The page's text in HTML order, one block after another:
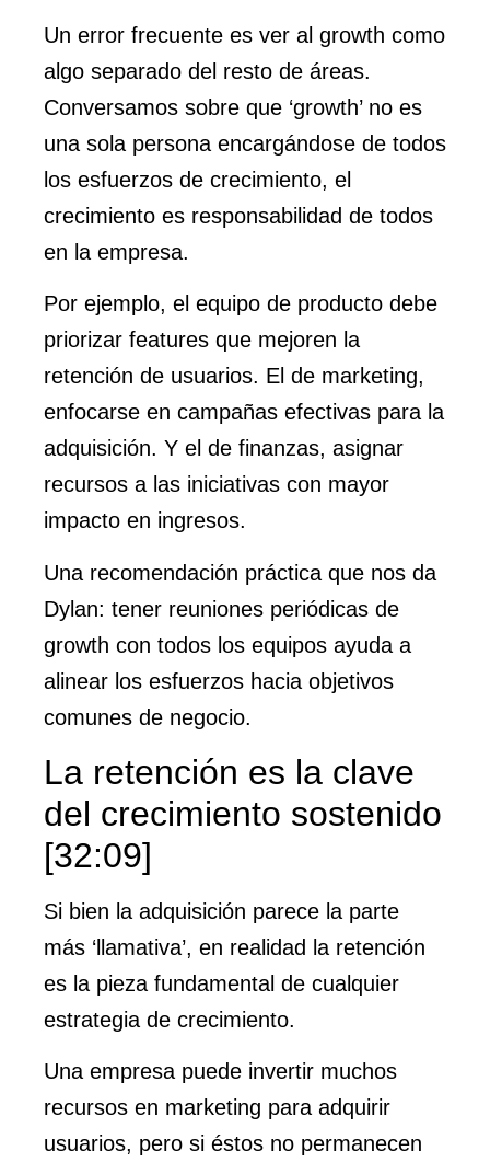
Un error frecuente es ver al growth como
algo separado del resto de áreas.
Conversamos sobre que ‘growth’ no es
una sola persona encargándose de todos
los esfuerzos de crecimiento, el
crecimiento es responsabilidad de todos
en la empresa.
Por ejemplo, el equipo de producto debe
priorizar features que mejoren la
retención de usuarios. El de marketing,
enfocarse en campañas efectivas para la
adquisición. Y el de finanzas, asignar
recursos a las iniciativas con mayor
impacto en ingresos.
Una recomendación práctica que nos da
Dylan: tener reuniones periódicas de
growth con todos los equipos ayuda a
alinear los esfuerzos hacia objetivos
comunes de negocio.
La retención es la clave
del crecimiento sostenido
[32:09]
Si bien la adquisición parece la parte
más ‘llamativa’, en realidad la retención
es la pieza fundamental de cualquier
estrategia de crecimiento.
Una empresa puede invertir muchos
recursos en marketing para adquirir
usuarios, pero si éstos no permanecen